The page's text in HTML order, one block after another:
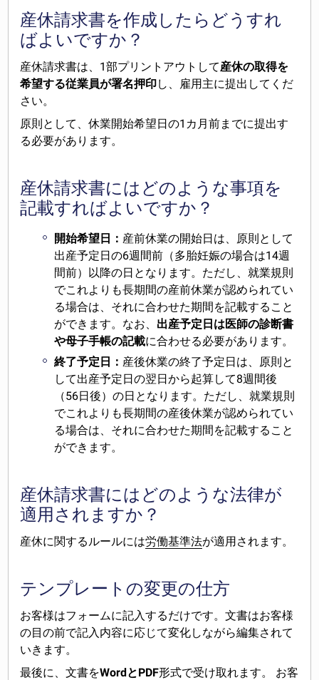
産休請求書を作成したらどうすれ
ばよいですか？
産休請求書は、1部プリントアウトして産休の取得を
希望する従業員が署名押印し、雇用主に提出してくだ
さい。
原則として、休業開始希望日の1カ月前までに提出す
る必要があります。
産休請求書にはどのような事項を
記載すればよいですか？
開始希望日： 産前休業の開始日は、原則として
出産予定日の6週間前（多胎妊娠の場合は14週
間前）以降の日となります。ただし、就業規則
でこれよりも長期間の産前休業が認められてい
る場合は、それに合わせた期間を記載すること
ができます。なお、 出産予定日は医師の診断書
や母子手帳の記載に合わせる必要があります。
終了予定日： 産後休業の終了予定日は、原則と
して出産予定日の翌日から起算して8週間後
（56日後）の日となります。ただし、就業規則
でこれよりも長期間の産後休業が認められてい
る場合は、それに合わせた期間を記載すること
ができます。
産休請求書にはどのような法律が
適用されますか？
産休に関するルールには労働基準法が適用されます。
テンプレートの変更の仕方
お客様はフォームに記入するだけです。文書はお客様
の目の前で記入内容に応じて変化しながら編集されて
いきます。
最後に、文書をWordとPDF形式で受け取れます。 お客